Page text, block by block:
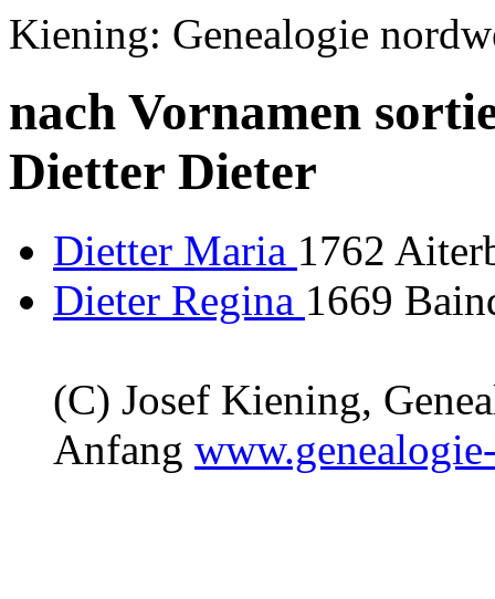
Kiening: Genealogie
nach Vornamen
Dietter Dieter
Dietter Maria 1762
Dieter Regina 1669
(C) Josef Kiening,
Anfang